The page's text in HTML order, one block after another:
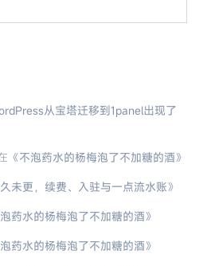
从宝塔迁移到1panel出现了
《不泡药水的杨梅泡了不加糖的酒》
未更，续费、入驻与一点流水账》
药水的杨梅泡了不加糖的酒》
药水的杨梅泡了不加糖的酒》